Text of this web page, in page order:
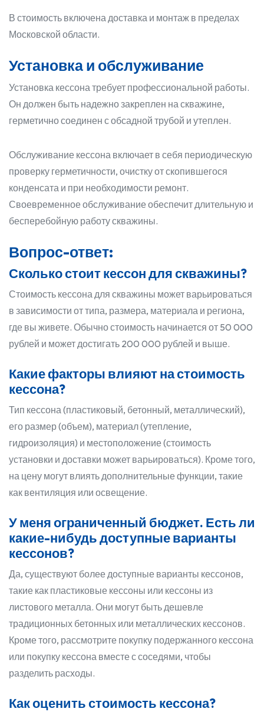
В стоимость включена доставка и монтаж в пределах
Московской области.
Установка и обслуживание
Установка кессона требует профессиональной работы.
Он должен быть надежно закреплен на скважине,
герметично соединен с обсадной трубой и утеплен.
Обслуживание кессона включает в себя периодическую
проверку герметичности, очистку от скопившегося
конденсата и при необходимости ремонт.
Своевременное обслуживание обеспечит длительную и
бесперебойную работу скважины.
Вопрос-ответ:
Сколько стоит кессон для скважины?
Стоимость кессона для скважины может варьироваться
в зависимости от типа, размера, материала и региона,
где вы живете. Обычно стоимость начинается от 50 000
рублей и может достигать 200 000 рублей и выше.
Какие факторы влияют на стоимость
кессона?
Тип кессона (пластиковый, бетонный, металлический),
его размер (объем), материал (утепление,
гидроизоляция) и местоположение (стоимость
установки и доставки может варьироваться). Кроме того,
на цену могут влиять дополнительные функции, такие
как вентиляция или освещение.
У меня ограниченный бюджет. Есть ли
какие-нибудь доступные варианты
кессонов?
Да, существуют более доступные варианты кессонов,
такие как пластиковые кессоны или кессоны из
листового металла. Они могут быть дешевле
традиционных бетонных или металлических кессонов.
Кроме того, рассмотрите покупку подержанного кессона
или покупку кессона вместе с соседями, чтобы
разделить расходы.
Как оценить стоимость кессона?